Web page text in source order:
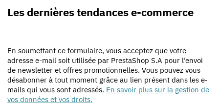
Les dernières tendances e-commerce
En soumettant ce formulaire, vous acceptez que votre
adresse e-mail soit utilisée par PrestaShop S.A pour l’envoi
de newsletter et offres promotionnelles. Vous pouvez vous
désabonner à tout moment grâce au lien présent dans les e-
mails qui vous sont adressés. En savoir plus sur la gestion de
vos données et vos droits.